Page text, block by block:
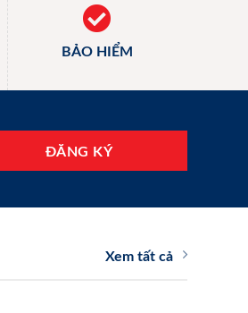
BẢO HIỂM
Xem tất cả